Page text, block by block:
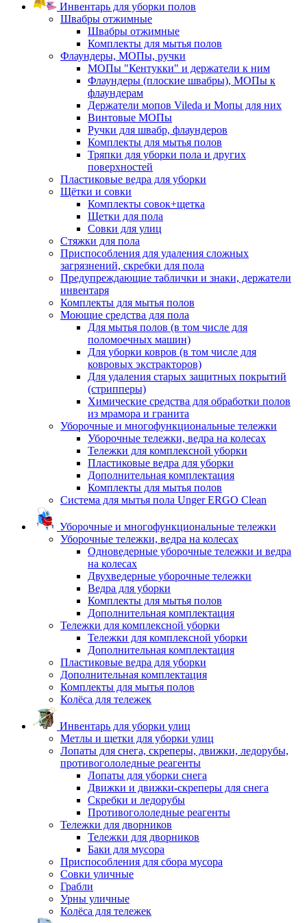
Инвентарь для уборки полов
Швабры отжимные
Швабры отжимные
Комплекты для мытья полов
Флаундеры, МОПы, ручки
МОПы "Кентукки" и держатели к ним
Флаундеры (плоские швабры), МОПы к
флаундерам
Держатели мопов Vileda и Мопы для них
Винтовые МОПы
Ручки для швабр, флаундеров
Комплекты для мытья полов
Тряпки для уборки пола и других
поверхностей
Пластиковые ведра для уборки
Щётки и совки
Комплекты совок+щетка
Щетки для пола
Совки для улиц
Стяжки для пола
Приспособления для удаления сложных
загрязнений, скребки для пола
Предупреждающие таблички и знаки, держатели
инвентаря
Комплекты для мытья полов
Моющие средства для пола
Для мытья полов (в том числе для
поломоечных машин)
Для уборки ковров (в том числе для
ковровых экстракторов)
Для удаления старых защитных покрытий
(стрипперы)
Химические средства для обработки полов
из мрамора и гранита
Уборочные и многофункциональные тележки
Уборочные тележки, ведра на колесах
Тележки для комплексной уборки
Пластиковые ведра для уборки
Дополнительная комплектация
Комплекты для мытья полов
Система для мытья пола Unger ERGO Clean
Уборочные и многофункциональные тележки
Уборочные тележки, ведра на колесах
Одноведерные уборочные тележки и ведра
на колесах
Двухведерные уборочные тележки
Ведра для уборки
Комплекты для мытья полов
Дополнительная комплектация
Тележки для комплексной уборки
Тележки для комплексной уборки
Дополнительная комплектация
Пластиковые ведра для уборки
Дополнительная комплектация
Комплекты для мытья полов
Колёса для тележек
Инвентарь для уборки улиц
Метлы и щетки для уборки улиц
Лопаты для снега, скреперы, движки, ледорубы,
противогололедные реагенты
Лопаты для уборки снега
Движки и движки-скреперы для снега
Скребки и ледорубы
Противогололедные реагенты
Тележки для дворников
Тележки для дворников
Баки для мусора
Приспособления для сбора мусора
Совки уличные
Грабли
Урны уличные
Колёса для тележек